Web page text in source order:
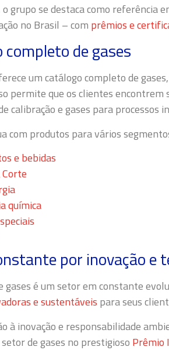
o grupo se destaca como referência
no Brasil – com prêmios e
completo de gases
um catálogo completo de
permite que os clientes encontrem
calibração e gases para
com produtos para vários
e bebidas
química
por inovação e
gases é um setor em constante
e sustentáveis para seus
à inovação e responsabilidade
de gases no prestigioso Prêmio